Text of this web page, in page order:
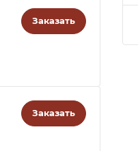
Заказать
Заказать